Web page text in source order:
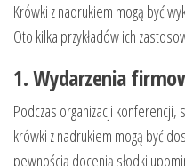
Krówki z nadrukiem mogą być
Oto kilka przykładów ich
1. Wydarzenia
Podczas organizacji konferencji,
krówki z nadrukiem mogą być
pewnością docenią słodki